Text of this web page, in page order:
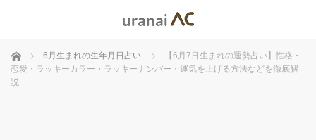
ホーム 6月生まれの生年月日占い
【6月7日生まれの運勢占い】性格・
恋愛・ラッキーカラー・ラッキーナンバー・運気を上げる方法などを徹底解
説